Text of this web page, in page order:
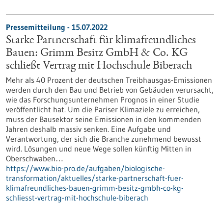
Pressemitteilung - 15.07.2022
Starke Partnerschaft für klimafreundliches
Bauen: Grimm Besitz GmbH & Co. KG
schließt Vertrag mit Hochschule Biberach
Mehr als 40 Prozent der deutschen Treibhausgas-Emissionen
werden durch den Bau und Betrieb von Gebäuden verursacht,
wie das Forschungsunternehmen Prognos in einer Studie
veröffentlicht hat. Um die Pariser Klimaziele zu erreichen,
muss der Bausektor seine Emissionen in den kommenden
Jahren deshalb massiv senken. Eine Aufgabe und
Verantwortung, der sich die Branche zunehmend bewusst
wird. Lösungen und neue Wege sollen künftig Mitten in
Oberschwaben…
https://www.bio-pro.de/aufgaben/biologische-
transformation/aktuelles/starke-partnerschaft-fuer-
klimafreundliches-bauen-grimm-besitz-gmbh-co-kg-
schliesst-vertrag-mit-hochschule-biberach